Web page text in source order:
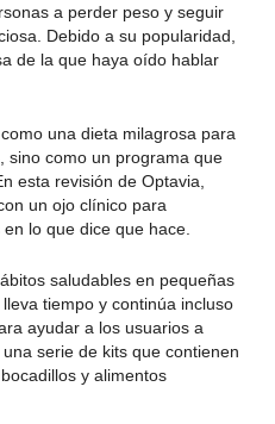
a perder peso y seguir
Debido a su popularidad,
de la que haya oído hablar
una dieta milagrosa para
sino como un programa que
esta revisión de Optavia,
un ojo clínico para
lo que dice que hace.
saludables en pequeñas
tiempo y continúa incluso
ayudar a los usuarios a
serie de kits que contienen
y alimentos